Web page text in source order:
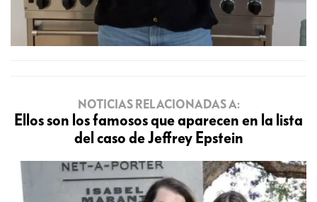
NOTICIAS RELACIONADAS A:
Ellos son los famosos que aparecen en la lista
del caso de Jeffrey Epstein